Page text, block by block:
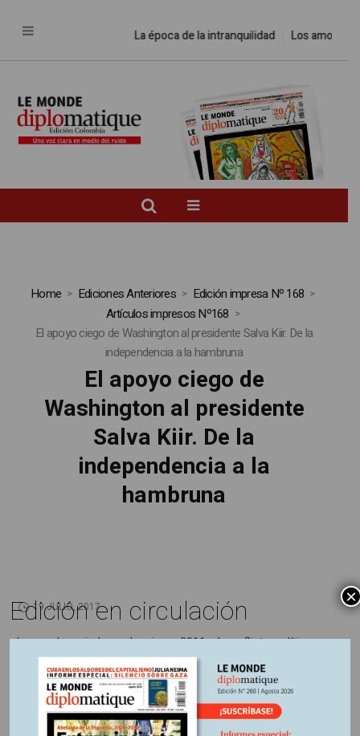
La época de la intranquilidad Los amos del
Home Ediciones Anteriores
Edición impresa Nº 168
Artículos impresos Nº168
El apoyo ciego de Washington al presidente Salva Kiir. De la
independencia a la hambruna
El apoyo ciego de
Washington al presidente
Salva Kiir. De la
independencia a la
hambruna
19 JULIO, 2017
Luego de su independencia en 2011, el conflicto político
que estalló en diciembre de 2013 profundiza la crisis social
en Sudán del Sur. Mientras que la violencia, la crisis
alimentaria y su déficit sanitario empujan a sus habitantes
al exilio, la comunidad internacional ha hecho oídos sordos
Edición en circulación ×